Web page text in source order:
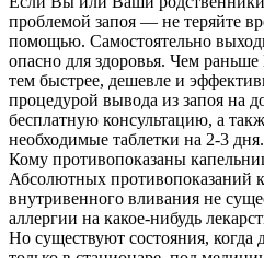
проблемой запоя — не теряйте
помощью. Самостоятельно
опасно для здоровья. Чем
тем быстрее, дешевле и
процедурой вывода из запоя на
бесплатную консультацию, а
необходимые таблетки на 2-3 дня.
Кому противопоказаны
Абсолютных противопоказаний
внутривенного вливания не
аллергии на какое-нибудь
Но существуют состояния, когда